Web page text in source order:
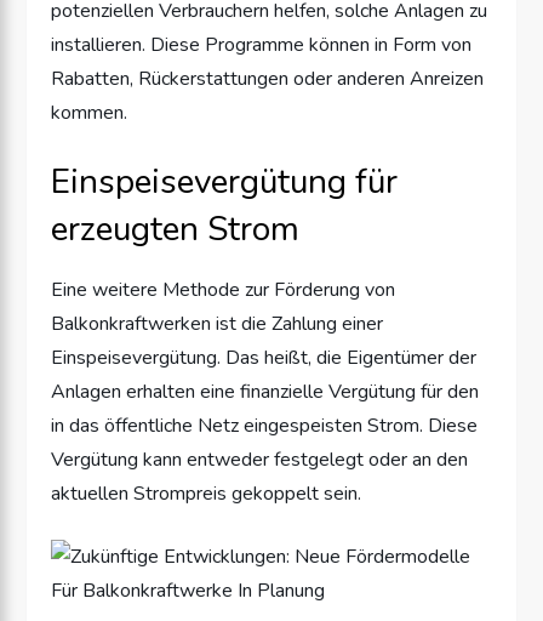
potenziellen Verbrauchern helfen, solche Anlagen zu
installieren. Diese Programme können in Form von
Rabatten, Rückerstattungen oder anderen Anreizen
kommen.
Einspeisevergütung für
erzeugten Strom
Eine weitere Methode zur Förderung von
Balkonkraftwerken ist die Zahlung einer
Einspeisevergütung. Das heißt, die Eigentümer der
Anlagen erhalten eine finanzielle Vergütung für den
in das öffentliche Netz eingespeisten Strom. Diese
Vergütung kann entweder festgelegt oder an den
aktuellen Strompreis gekoppelt sein.